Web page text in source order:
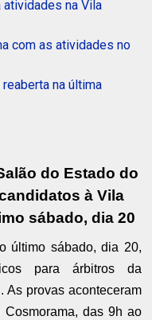
na Vila
com as atividades no
na última
do Estado do
à Vila
sábado, dia 20
último sábado, dia 20,
para árbitros da
As provas aconteceram
das 9h ao